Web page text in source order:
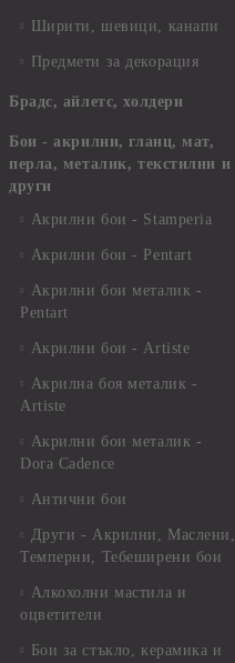
Ширити, шевици, канапи
Предмети за декорация
Брадс, айлетс, холдери
Бои - акрилни, гланц, мат,
перла, металик, текстилни и
други
Акрилни бои - Stamperia
Акрилни бои - Pentart
Акрилни бои металик -
Pentart
Акрилни бои - Artiste
Акрилна боя металик -
Artiste
Акрилни бои металик -
Dora Cadence
Антични бои
Други - Акрилни, Маслени,
Темперни, Тебеширени бои
Алкохолни мастила и
оцветители
Бои за стъкло, керамика и